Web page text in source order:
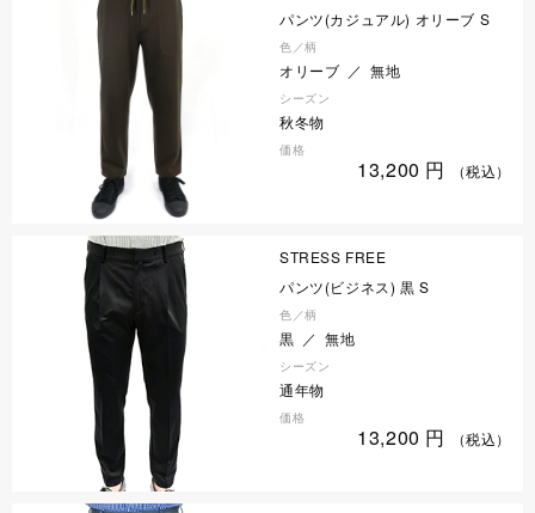
パンツ(カジュアル) オリーブ S
色／柄
オリーブ ／ 無地
シーズン
秋冬物
価格
13,200 円 （税込）
STRESS FREE
パンツ(ビジネス) 黒 S
色／柄
黒 ／ 無地
シーズン
通年物
価格
13,200 円 （税込）